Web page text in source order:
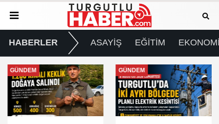
HABERLER ASAYİŞ EĞİTİM
GÜNDEM GÜNDEM